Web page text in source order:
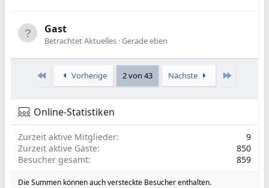
Gast
Betrachtet Aktuelles Gerade eben
Erste Vorherige 2 von 43 Nächste
Online-Statistiken
Zurzeit aktive Mitglieder
9
Zurzeit aktive Gäste
850
Besucher gesamt
859
Die Summen können auch versteckte Besucher enthalten.